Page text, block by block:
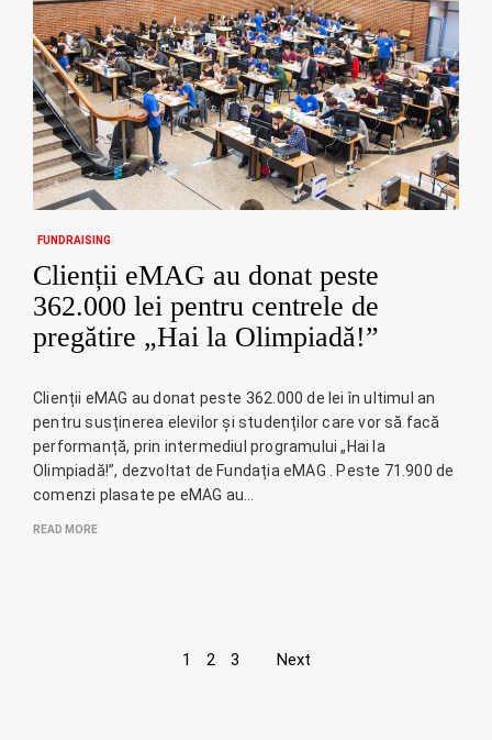
FUNDRAISING
Clienții eMAG au donat peste
362.000 lei pentru centrele de
pregătire „Hai la Olimpiadă!”
Clienții eMAG au donat peste 362.000 de lei în ultimul an
pentru susținerea elevilor și studenților care vor să facă
performanță, prin intermediul programului „Hai la
Olimpiadă!”, dezvoltat de Fundația eMAG . Peste 71.900 de
comenzi plasate pe eMAG au…
READ MORE
1 2 3 Next